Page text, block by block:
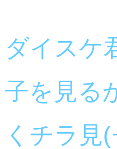
ダイスケ
子を見る
くチラ見